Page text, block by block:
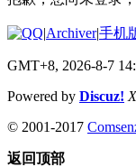
|Archiver|手机
GMT+8, 2026-8-7
Powered by Discuz!
© 2001-2017
返回顶部